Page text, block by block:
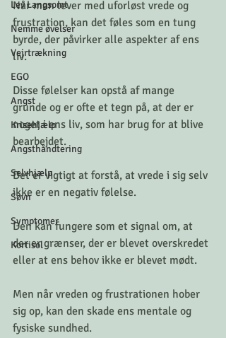
Lev Langsomt
Nemme øvelser
Vejrtrækning
EGO
Angst
Krisehjælp
Angsthåndtering
Selvhjælp
Søvn
Symptomer
Kortisol
Når man lever med uforløst vrede og
frustration, kan det føles som en tung
byrde, der påvirker alle aspekter af ens
liv.
Disse følelser kan opstå af mange
grunde og er ofte et tegn på, at der er
noget i ens liv, som har brug for at blive
bearbejdet.
Det er vigtigt at forstå, at vrede i sig selv
ikke er en negativ følelse.
Den kan fungere som et signal om, at
der er grænser, der er blevet overskredet
eller at ens behov ikke er blevet mødt.
Men når vreden og frustrationen hober
sig op, kan den skade ens mentale og
fysiske sundhed.